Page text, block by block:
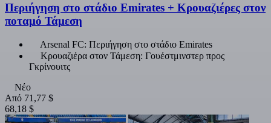
Περιήγηση στο στάδιο Emirates + Κρουαζιέρες στον
ποταμό Τάμεση
Arsenal FC: Περιήγηση στο στάδιο Emirates
Κρουαζιέρα στον Τάμεση: Γουέστμινστερ προς
Γκρίνουιτς
Νέο
Από 71,77 $
68,18 $